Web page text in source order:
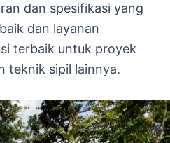
dan spesifikasi yang
dan layanan
terbaik untuk proyek
teknik sipil lainnya.